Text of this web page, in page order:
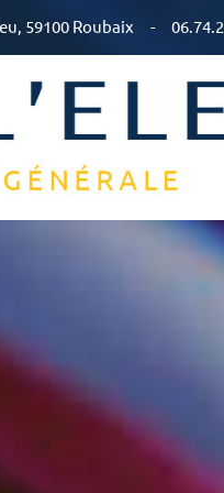
59100 Roubaix -